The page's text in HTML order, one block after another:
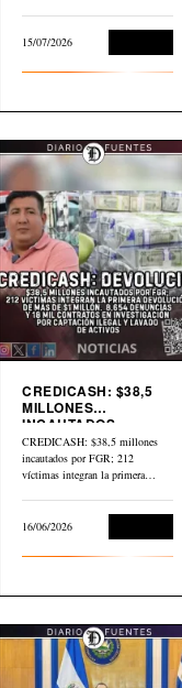
15/07/2026
CREDICASH: $38,5
MILLONES
INCAUTADOS.
INICIAN DEVOLUCIÓN
CREDICASH: $38,5 millones
incautados por FGR; 212
víctimas integran la primera
16/06/2026